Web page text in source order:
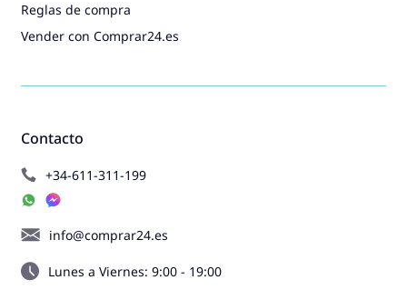
Contacto
+34-611-311-199
info@comprar24.es
Lunes a Viernes: 9:00 - 19:00
Reglas de compra
Vender con Comprar24.es